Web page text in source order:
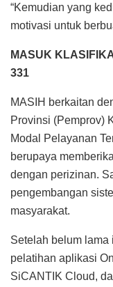
“Kemudian yang
motivasi untuk
MASUK
331
MASIH berkaitan
Provinsi (Pemprov)
Modal Pelayanan
berupaya
dengan perizinan.
pengembangan
masyarakat.
Setelah belum
pelatihan aplikasi
SiCANTIK Cloud,